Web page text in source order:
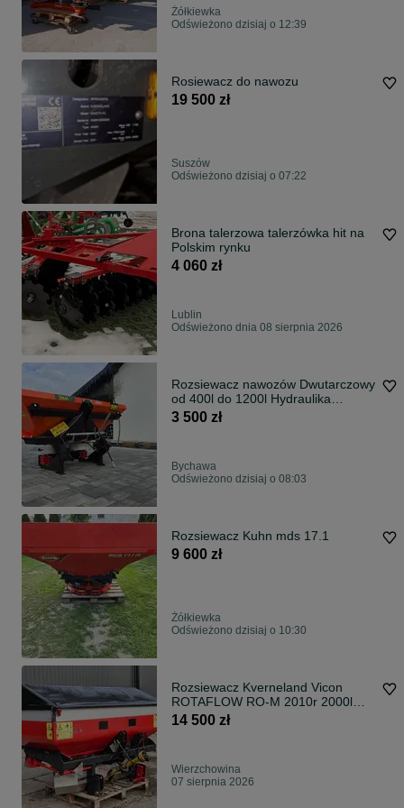
Żółkiewka
Odświeżono dzisiaj o 12:39
Rosiewacz do nawozu
19 500 zł
Suszów
Odświeżono dzisiaj o 07:22
Brona talerzowa talerzówka hit na
Polskim rynku
4 060 zł
Lublin
Odświeżono dnia 08 sierpnia 2026
Rozsiewacz nawozów Dwutarczowy
od 400l do 1200l Hydraulika
Plandeka
3 500 zł
Bychawa
Odświeżono dzisiaj o 08:03
Rozsiewacz Kuhn mds 17.1
9 600 zł
Żółkiewka
Odświeżono dzisiaj o 10:30
Rozsiewacz Kverneland Vicon
ROTAFLOW RO-M 2010r 2000l
12m/24m sulky dpx dx x amazone
14 500 zł
Wierzchowina
07 sierpnia 2026